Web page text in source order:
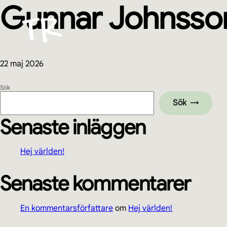
Hoppa
till
huvudnavigering
Hoppa
till
huvudinnehåll
Hoppa
till
det
primära
sidofältet
Hoppa
till
sidfot
Gunnar
22 maj 2026
Primärt
sidofält
Sök
Sök
Senaste inläggen
Hej världen!
Senaste kommentarer
En kommentarsförfattare om Hej världen!